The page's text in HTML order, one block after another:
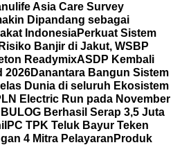
Asia Care Survey
Dipandang sebagai
IndonesiaPerkuat Sistem
Banjir di Jakut, WSBP
ReadymixASDP Kembali
2026Danantara Bangun Sistem
Dunia di seluruh Ekosistem
Electric Run pada November
Berhasil Serap 3,5 Juta
IPC TPK Teluk Bayur Teken
4 Mitra Pelayaran Produk